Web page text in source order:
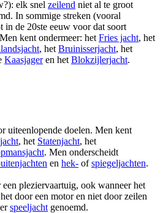
elk snel zeilend niet al te groot
In sommige streken (vooral
in de 20ste eeuw voor dat soort
kent ondermeer: het Fries jacht, het
, het Bruinisserjacht, het
Kaasjageren het Blokzijlerjacht.
uiteenlopende doelen. Men kent
, het Statenjacht, het
. Men onderscheidt
en hek- ofspiegeljachten.
pleziervaartuig, ook wanneer het
door een motor en niet door zeilen
speeljacht genoemd.